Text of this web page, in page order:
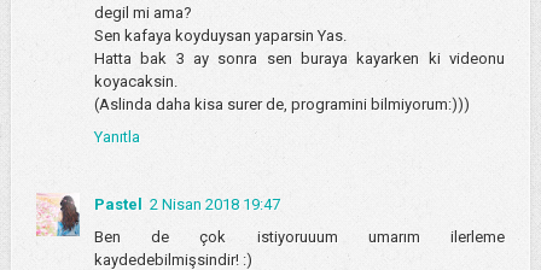
degil mi ama?
Sen kafaya koyduysan yaparsin Yas.
Hatta bak 3 ay sonra sen buraya kayarken ki videonu
koyacaksin.
(Aslinda daha kisa surer de, programini bilmiyorum:)))
Yanıtla
Pastel 2 Nisan 2018 19:47
Ben de çok istiyoruuum umarım ilerleme
kaydedebilmişsindir! :)